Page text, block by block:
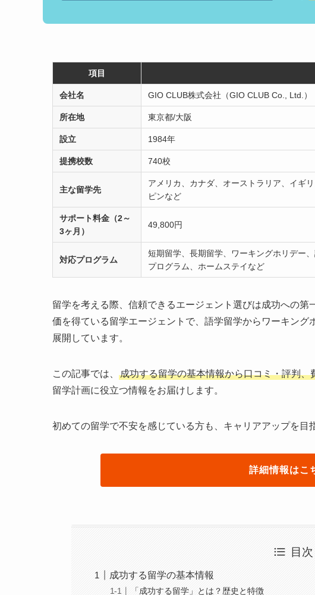
項目
会社名 GIO CLUB株式会社（GIO CLUB Co., Ltd.）
所在地 東京都/大阪
設立 1984年​
提携校数 740校
主な留学先
アメリカ、カナダ、オーストラリア、イギ
ピンなど
サポート料金（2～
3ヶ月）
49,800円
対応プログラム
短期留学、長期留学、ワーキングホリデー
プログラム、ホームステイなど
留学を考える際、信頼できるエージェント選びは成功への第
価を得ている留学エージェントで、語学留学からワーキン
展開しています。
この記事では、 成功する留学の基本情報から口コミ・評判、
留学計画に役立つ情報をお届けします。
初めての留学で不安を感じている方も、キャリアアップを目
詳細情報はこ
目次
成功する留学の基本情報
「成功する留学」とは？歴史と特徴